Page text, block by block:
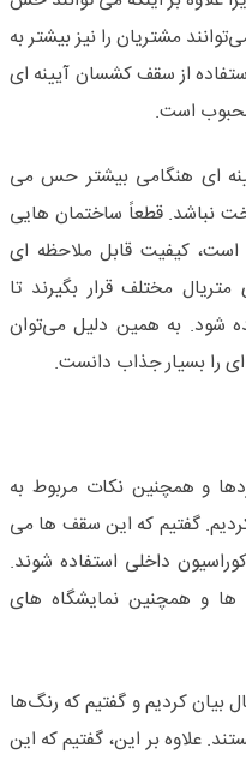
مشتریان را نیز بیشتر به
از سقف کشسان آیینه ای
محبوب است.
ای هنگامی بیشتر حس می
نباشد. قطعاً ساختمان هایی
کیفیت قابل ملاحظه ای
مختلف قرار بگیرند تا
شود. به همین دلیل می‌توان
را بسیار جذاب دانست.
و همچنین نکات مربوط به
گفتیم که این سقف ها می
داخلی استفاده شوند.
ها و همچنین نمایشگاه های
بیان کردیم و گفتیم که رنگ‌ها
علاوه بر این، گفتیم که این